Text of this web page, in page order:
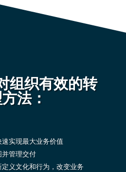
组织有效的转
法：
实现最大业务价值
管理交付
义文化和行为，改变业务